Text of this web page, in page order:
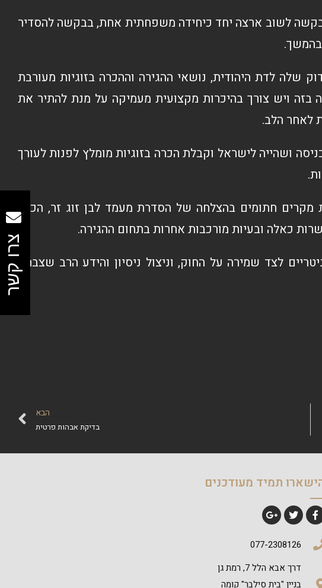
לשוב ארצה יחד כיחידה משפחתית אחת, בבקשה להסדיר
שלה לדת היהודית, נושאי ההגירה וההכרה בזוגיות מעורבת
ויש צורך בהיכרות מקצועית מעמיקה על מנת להתיר את
לאחר הלב.
ושהייה לישראל וקבלת הכרה בזוגיות מומלץ לפנות לעורך
מקרים חתומים בהצלחה של הסדרת מעמד לבן זוג זר, הכרה
כאלה ובעיות מורכבות אחרות בתחום ההגירה.
לצד שמירה על החוק, וניצול ניסיון והידע הרב שצברנו
הבא
בדיקת אבהות פרטית
תמיד מעודכנים
077-2308126
דרך אבא הלל 7, רמת גן
בניין "בית סילבר" קומה
צרו קשר